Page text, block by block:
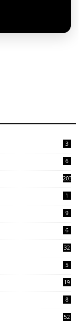
3
6
203
1
9
6
32
5
19
8
52